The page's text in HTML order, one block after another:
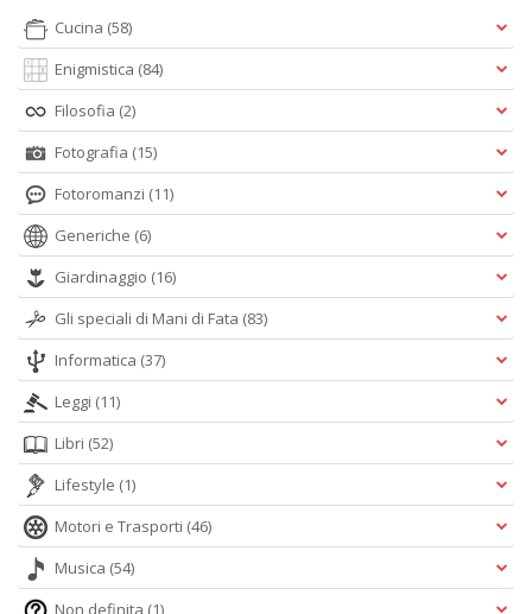
Cucina (58)
Enigmistica (84)
Filosofia (2)
Fotografia (15)
Fotoromanzi (11)
Generiche (6)
Giardinaggio (16)
Gli speciali di Mani di Fata (83)
Informatica (37)
Leggi (11)
Libri (52)
Lifestyle (1)
Motori e Trasporti (46)
Musica (54)
Non definita (1)